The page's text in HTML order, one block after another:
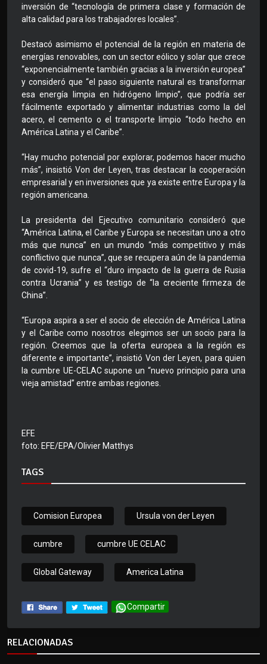
inversión de “tecnología de primera clase y formación de
alta calidad para los trabajadores locales”.
Destacó asimismo el potencial de la región en materia de
energías renovables, con un sector eólico y solar que crece
“exponencialmente también gracias a la inversión europea”
y consideró que “el paso siguiente natural es transformar
esa energía limpia en hidrógeno limpio”, que podría ser
fácilmente exportado y alimentar industrias como la del
acero, el cemento o el transporte limpio “todo hecho en
América Latina y el Caribe”.
“Hay mucho potencial por explorar, podemos hacer mucho
más”, insistió Von der Leyen, tras destacar la cooperación
empresarial y en inversiones que ya existe entre Europa y la
región americana.
La presidenta del Ejecutivo comunitario consideró que
“América Latina, el Caribe y Europa se necesitan uno a otro
más que nunca” en un mundo “más competitivo y más
conflictivo que nunca”, que se recupera aún de la pandemia
de covid-19, sufre el “duro impacto de la guerra de Rusia
contra Ucrania” y es testigo de “la creciente firmeza de
China”.
“Europa aspira a ser el socio de elección de América Latina
y el Caribe como nosotros elegimos ser un socio para la
región. Creemos que la oferta europea a la región es
diferente e importante”, insistió Von der Leyen, para quien
la cumbre UE-CELAC supone un “nuevo principio para una
vieja amistad” entre ambas regiones.
EFE
foto: EFE/EPA/Olivier Matthys
TAGS
Comision Europea Ursula von der Leyen
cumbre cumbre UE CELAC
Global Gateway America Latina
Compartir
RELACIONADAS